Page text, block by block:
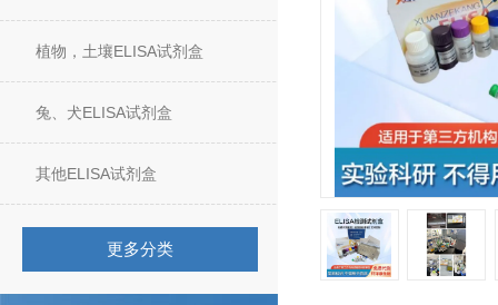
植物，土壤ELISA试剂盒
兔、犬ELISA试剂盒
其他ELISA试剂盒
更多分类